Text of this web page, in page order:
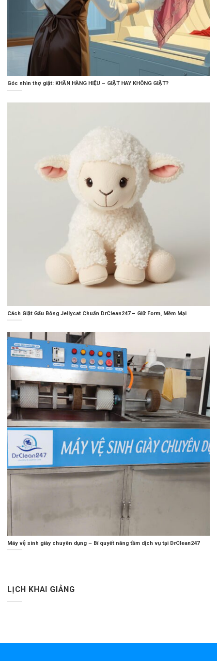
Góc nhìn thợ giặt: KHĂN HÀNG HIỆU – GIẶT HAY KHÔNG GIẶT?
Cách Giặt Gấu Bông Jellycat Chuẩn DrClean247 – Giữ Form, Mềm Mại
Máy vệ sinh giày chuyên dụng – Bí quyết nâng tầm dịch vụ tại DrClean247
LỊCH KHAI GIẢNG